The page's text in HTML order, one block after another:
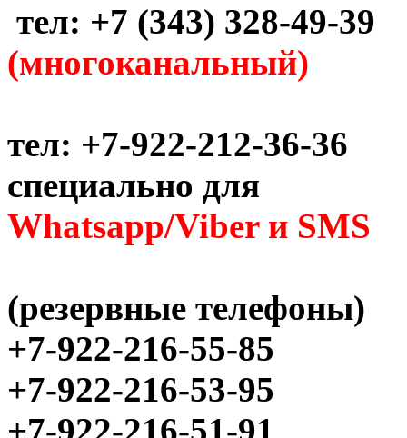
тел: +7 (343) 328-49-39
(многоканальный)
тел: +7-922-212-36-36
специально для
Whatsapp/Viber и SMS
(резервные телефоны)
+7-922-216-55-85
+7-922-216-53-95
+7-922-216-51-91